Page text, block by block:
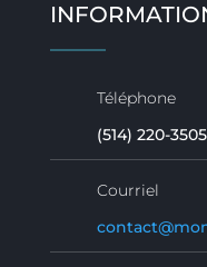
Téléphone
(514) 220-3505
Courriel